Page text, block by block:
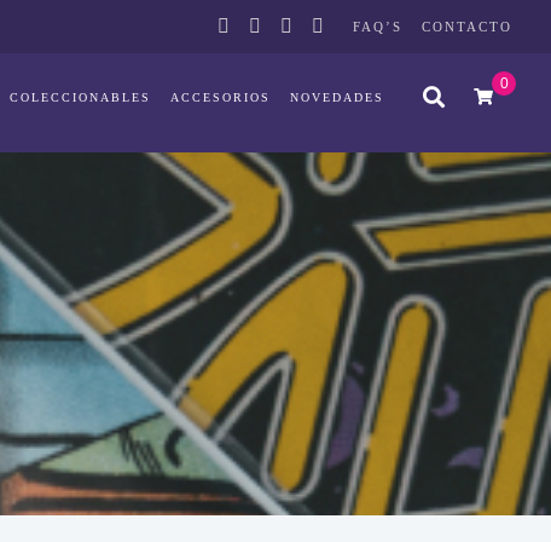
FAQ’S CONTACTO
COLECCIONABLES ACCESORIOS NOVEDADES
0